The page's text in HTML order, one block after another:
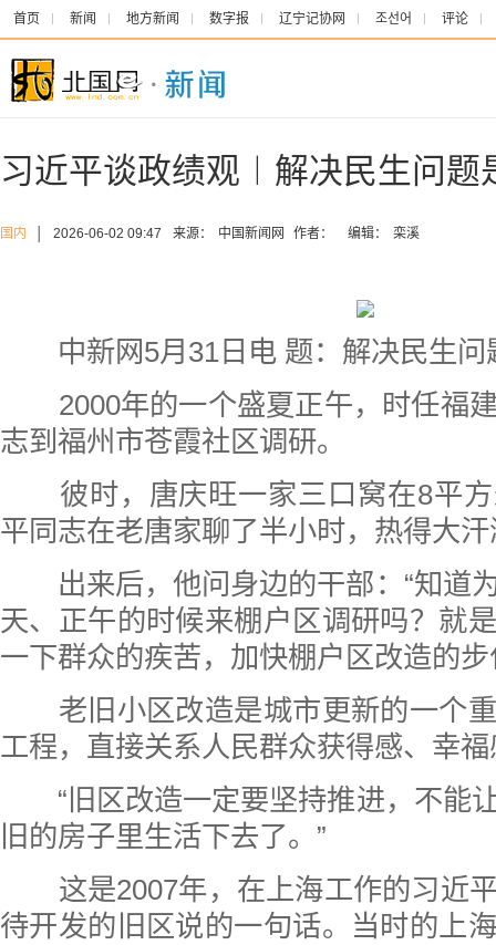
首页 新闻 地方新闻 数字报 辽宁记协网 조선어 评论
习近平谈政绩观︱解决民生问题
国内 2026-06-02 09:47 来源： 中国新闻网 作者： 编辑： 栾溪
中新网5月31日电 题：解决民生问
2000年的一个盛夏正午，时任福
志到福州市苍霞社区调研。
彼时，唐庆旺一家三口窝在8平方
平同志在老唐家聊了半小时，热得大
出来后，他问身边的干部：“知道
天、正午的时候来棚户区调研吗？就
一下群众的疾苦，加快棚户区改造的步
老旧小区改造是城市更新的一个重
工程，直接关系人民群众获得感、幸
“旧区改造一定要坚持推进，不能
旧的房子里生活下去了。”
这是2007年，在上海工作的习近
待开发的旧区说的一句话。当时的上